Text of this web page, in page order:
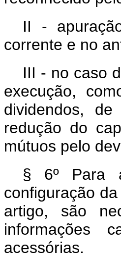
II -
corrente e no
III - no caso
execução,
dividendos,
redução do
mútuos pelo
§ 6º Para
configuração
artigo, são
informações
acessórias.